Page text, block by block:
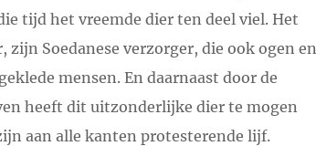
tijd het vreemde dier ten deel viel. Het
Soedanese verzorger, die ook ogen en
mensen. En daarnaast door de
heeft dit uitzonderlijke dier te mogen
aan alle kanten protesterende lijf.